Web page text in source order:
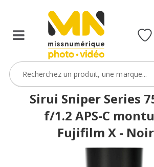
le
ObjectifFiltre5
VOIR L'OFFRE
Sirui Sniper Series
f/1.2 APS-C
Fujifilm X - Noir